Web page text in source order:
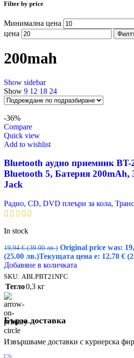
Filter by price
Минимална цена
цена
200mah
Show sidebar
Show 9 12 18 24
-36%
Compare
Quick view
Add to wishlist
Bluetooth аудио приемник BT-
Bluetooth 5, Батерия 200mAh,
Jack
Радио, CD, DVD плеъри за кола,
In stock
19,94€ (39.00 лв.) Original price was:
(25.00 лв.)Текущата цена е: 12,78 €
Добавяне в количката
SKU: ABLPBT21NFC
Тегло0,3 кг
Бърза доставка
Извършваме доставки с куриерска